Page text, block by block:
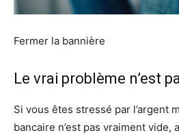
Fermer la bannière
Le vrai problème n’est
Si vous êtes stressé par l’argent
bancaire n’est pas vraiment